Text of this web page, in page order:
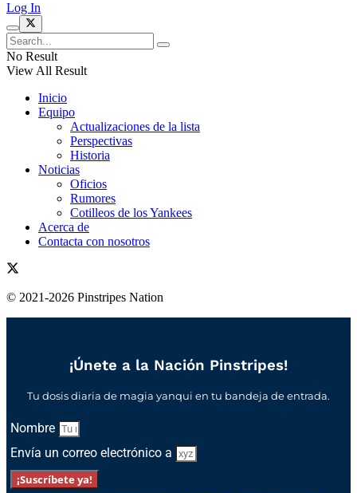
Log In
No Result
View All Result
Inicio
Equipo
Actualizaciones de la lista
Perspectivas
Historia
Noticias
Oficios
Rumores
Cotilleos de los Yankees
Acerca de
Contacta con nosotros
© 2021-2026 Pinstripes Nation
¡Únete a la Nación Pinstripes!
Tu dosis diaria de magia yanqui en tu bandeja de entrada.
Nombre
Envía un correo electrónico a
¡Suscríbete ya!